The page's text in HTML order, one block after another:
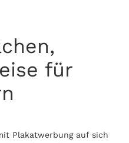
für
Plakatwerbung auf sich